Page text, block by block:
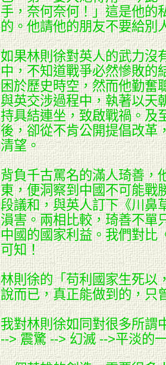
手，奈何奈何！」這是他的
的。他請他的朋友不要給別
如果林則徐對英人的武力沒
中，不知道戰爭必然慘敗的
困於歷史時空，然而他勤奮
與英交涉過程中，執著以天
持具結連坐，致啟戰禍。及
後，卻從不肯公開提倡改革
清望。
背負千古罵名的滿人琦善，
東，便洞察到中國不可能戰
段議和，與英人訂下《川鼻
溳害。兩相比較，琦善不單
中國的國家利益。我們對比
可知！
林則徐的「苟利國家生死以
說而已，真正能做到的，只
我對林則徐如同對很多所謂
--> 震驚 --> 幻滅 -->平淡的